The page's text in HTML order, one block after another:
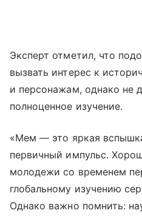
Эксперт отметил, что
вызвать интерес к
и персонажам, однако не
полноценное изучение.
«Мем — это яркая
первичный импульс.
молодежи со временем
глобальному изучению
Однако важно помнить: